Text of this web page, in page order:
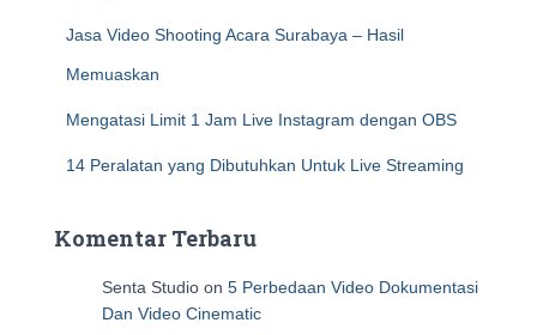
Jasa Video Shooting Acara Surabaya – Hasil
Memuaskan
Mengatasi Limit 1 Jam Live Instagram dengan OBS
14 Peralatan yang Dibutuhkan Untuk Live Streaming
Komentar Terbaru
Senta Studio on 5 Perbedaan Video Dokumentasi
Dan Video Cinematic